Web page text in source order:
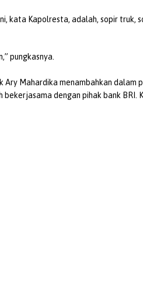
kata Kapolresta, adalah, sopir truk,
pungkasnya.
Ary Mahardika menambahkan dalam
dengan pihak bank BRI.